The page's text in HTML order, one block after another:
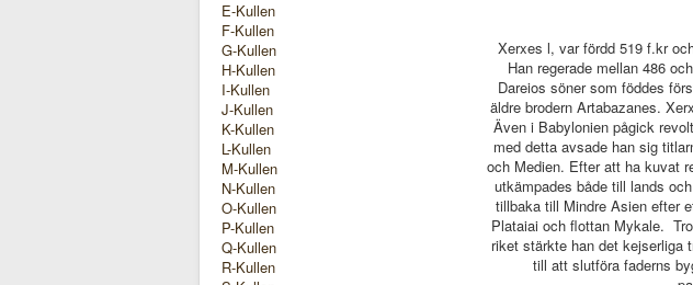
E-Kullen
F-Kullen
G-Kullen
H-Kullen
I-Kullen
J-Kullen
K-Kullen
L-Kullen
M-Kullen
N-Kullen
O-Kullen
P-Kullen
Q-Kullen
R-Kullen
Xerxes l, var fördd 519 f.kr
Han regerade mellan 486
Dareios söner som föddes
äldre brodern Artabazanes.
Även i Babylonien pågick
med detta avsade han sig
och Medien. Efter att ha kuvat
utkämpades både till lands
tillbaka till Mindre Asien efter
Plataiai och flottan Mykale.
riket stärkte han det kejserliga
till att slutföra faderns